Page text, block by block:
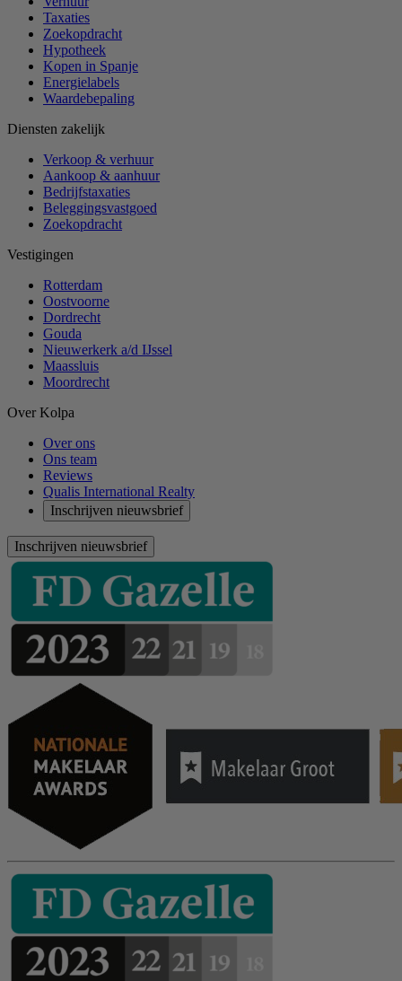
Taxaties
Zoekopdracht
Hypotheek
Kopen in Spanje
Energielabels
Waardebepaling
Diensten zakelijk
Verkoop & verhuur
Aankoop & aanhuur
Bedrijfstaxaties
Beleggingsvastgoed
Zoekopdracht
Vestigingen
Rotterdam
Oostvoorne
Dordrecht
Gouda
Nieuwerkerk a/d IJssel
Maassluis
Moordrecht
Over Kolpa
Over ons
Ons team
Reviews
Qualis International Realty
Inschrijven nieuwsbrief
Inschrijven nieuwsbrief